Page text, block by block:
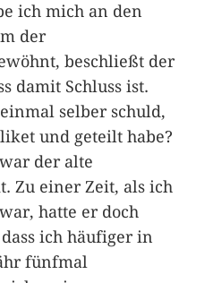
ich mich an den
der
beschließt der
damit Schluss ist.
selber schuld,
und geteilt habe?
der alte
Zu einer Zeit, als ich
hatte er doch
ich häufiger in
fünfmal